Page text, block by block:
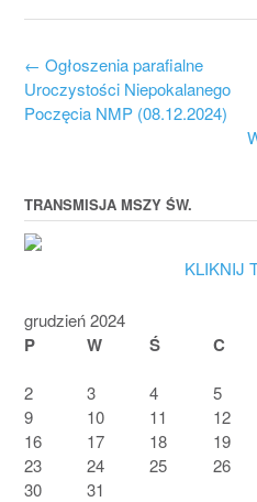
Post
navigation
← Ogłoszenia parafialne
Uroczystości Niepokalanego
Poczęcia NMP (08.12.2024)
TRANSMISJA MSZY ŚW.
KLIKNIJ
grudzień 2024
P W Ś C
2
3 4 5
9
10 11 12
16
17 18 19
23
24 25 26
30
31